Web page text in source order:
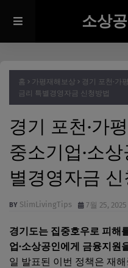
소상
홈 가평재해보상
경기 포천·가
금리 특별경영자금 신청방법
경기 포천·가
중소기업·소
별경영자금 신
SlimLivingTips 7월 25, 2025
경기도는 집중호우로 피해
업·소상공인에게 금융지원
일 발표된 이번 정책은 재